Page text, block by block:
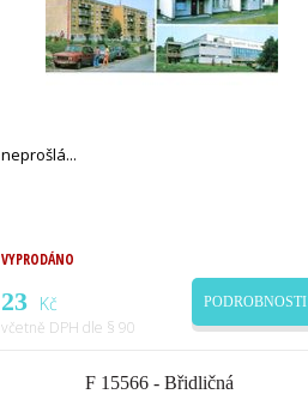
neprošlá
VYPRODÁNO
23 Kč
včetně DPH dle § 90
PODROBNOSTI
F 15566 - Břidličná